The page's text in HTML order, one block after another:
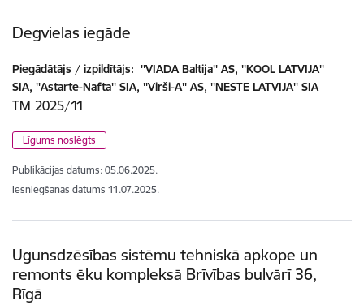
Degvielas iegāde
Piegādātājs / izpildītājs: ''VIADA Baltija'' AS, ''KOOL LATVIJA''
SIA, ''Astarte-Nafta'' SIA, ''Virši-A'' AS, ''NESTE LATVIJA'' SIA
TM 2025/11
Līgums noslēgts
Publikācijas datums: 05.06.2025.
Iesniegšanas datums 11.07.2025.
Ugunsdzēsības sistēmu tehniskā apkope un
remonts ēku kompleksā Brīvības bulvārī 36,
Rīgā